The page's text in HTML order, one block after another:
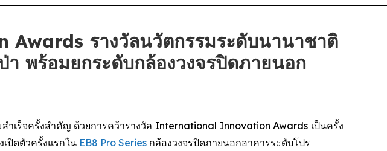
รางวัลนวัตกรรมระดับนานาชาติ
พร้อมยกระดับกล้องวงจรปิดภายนอก
ำเร็จครั้งสำคัญ ด้วยการคว้ารางวัล International Innovation Awards เป็นครั้ง
ปิดตัวครั้งแรกใน EB8 Pro Series กล้องวงจรปิดภายนอกอาคารระดับโปร